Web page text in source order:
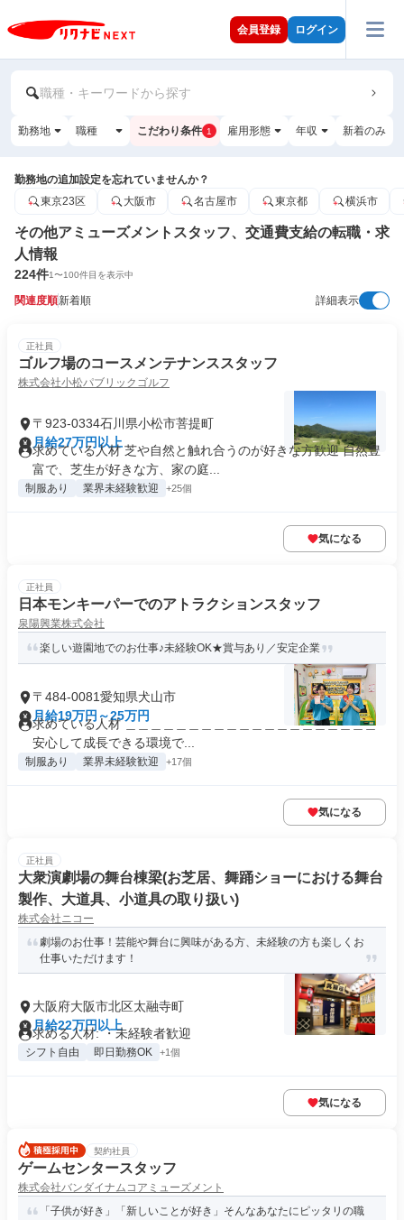
会員登録 ログイン
職種・キーワードから探す
勤務地 職種 こだわり条件 1 雇用形態 年収 新着のみ
勤務地の追加設定を忘れていませんか？
東京23区
大阪市 名古屋市 東京都 横浜市
その他アミューズメントスタッフ、交通費支給の転職・求
人情報
224件1〜100件目を表示中
関連度順新着順 詳細表示
正社員
ゴルフ場のコースメンテナンススタッフ
株式会社小松パブリックゴルフ
〒923-0334石川県小松市菩提町
月給27万円以上
求めている人材 芝や自然と触れ合うのが好きな方歓迎 自然豊
富で、芝生が好きな方、家の庭...
制服あり 業界未経験歓迎 +25個
気になる
正社員
日本モンキーパーでのアトラクションスタッフ
泉陽興業株式会社
楽しい遊園地でのお仕事♪未経験OK★賞与あり／安定企業
〒484-0081愛知県犬山市
月給19万円～25万円
求めている人材 ＿＿＿＿＿＿＿＿＿＿＿＿＿＿＿＿＿＿＿＿
安心して成長できる環境で...
制服あり 業界未経験歓迎 +17個
気になる
正社員
大衆演劇場の舞台棟梁(お芝居、舞踊ショーにおける舞台
製作、大道具、小道具の取り扱い)
株式会社ニコー
劇場のお仕事！芸能や舞台に興味がある方、未経験の方も楽しくお
仕事いただけます！
大阪府大阪市北区太融寺町
月給22万円以上
求める人材: ・未経験者歓迎
シフト自由 即日勤務OK +1個
気になる
契約社員
ゲームセンタースタッフ
株式会社バンダイナムコアミューズメント
「子供が好き」「新しいことが好き」そんなあなたにピッタリの職